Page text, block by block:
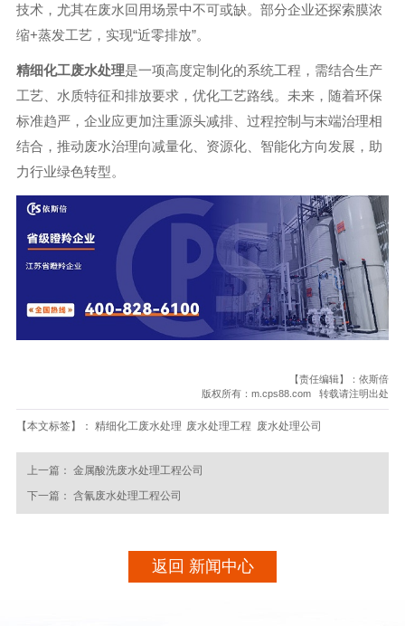
技术，尤其在废水回用场景中不可或缺。部分企业还探索膜浓
缩+蒸发工艺，实现“近零排放”。
精细化工废水处理是一项高度定制化的系统工程，需结合生产
工艺、水质特征和排放要求，优化工艺路线。未来，随着环保
标准趋严，企业应更加注重源头减排、过程控制与末端治理相
结合，推动废水治理向减量化、资源化、智能化方向发展，助
力行业绿色转型。
【责任编辑】：依斯倍
版权所有：m.cps88.com 转载请注明出处
【本文标签】： 精细化工废水处理 废水处理工程 废水处理公司
上一篇： 金属酸洗废水处理工程公司
下一篇： 含氰废水处理工程公司
返回 新闻中心